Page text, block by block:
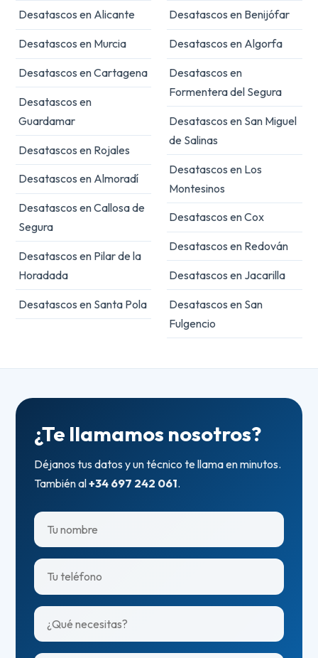
Desatascos en Alicante
Desatascos en Murcia
Desatascos en Cartagena
Desatascos en
Guardamar
Desatascos en Rojales
Desatascos en Almoradí
Desatascos en Callosa de
Segura
Desatascos en Pilar de la
Horadada
Desatascos en Santa Pola
Desatascos en Benijófar
Desatascos en Algorfa
Desatascos en
Formentera del Segura
Desatascos en San Miguel
de Salinas
Desatascos en Los
Montesinos
Desatascos en Cox
Desatascos en Redován
Desatascos en Jacarilla
Desatascos en San
Fulgencio
¿Te llamamos nosotros?
Déjanos tus datos y un técnico te llama en minutos.
También al+34 697 242 061.